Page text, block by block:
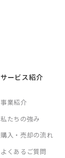
サービス紹介
事業紹介
私たちの強み
購入・売却の流れ
よくあるご質問